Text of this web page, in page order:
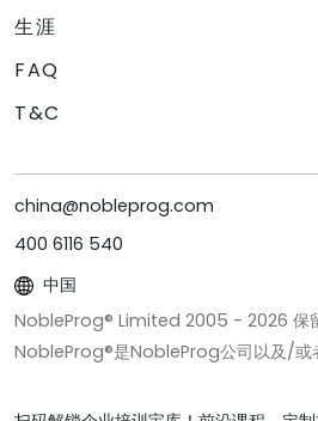
生涯
FAQ
T&C
china@nobleprog.com
400 6116 540
中国
NobleProg® Limited 2005 - 2026 保
NobleProg®是NobleProg公司以及/或